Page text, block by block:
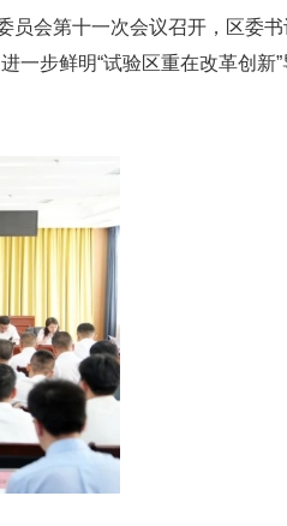
会第十一次会议召开，区委书
一步鲜明“试验区重在改革创新